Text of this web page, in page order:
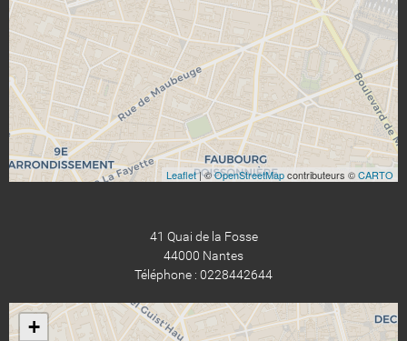
Leaflet| ©OpenStreetMapcontributeurs ©CARTO
41 Quai de la Fosse
44000 Nantes
Téléphone : 0228442644
+